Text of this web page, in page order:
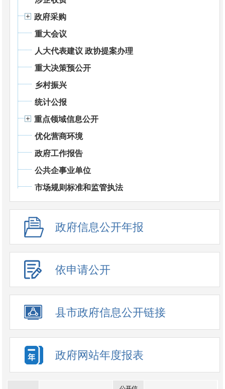
政府采购
重大会议
人大代表建议 政协提案办理
重大决策预公开
乡村振兴
统计公报
重点领域信息公开
优化营商环境
政府工作报告
公共企事业单位
市场规则标准和监管执法
政府信息公开年报
依申请公开
县市政府信息公开链接
政府网站年度报表